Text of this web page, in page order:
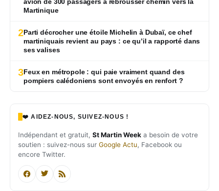
Martinique
2Parti décrocher une étoile Michelin à Dubaï, ce chef
martiniquais revient au pays : ce qu’il a rapporté dans
ses valises
3Feux en métropole : qui paie vraiment quand des
pompiers calédoniens sont envoyés en renfort ?
❤️ AIDEZ-NOUS, SUIVEZ-NOUS !
Indépendant et gratuit, St Martin Week a besoin de votre
soutien : suivez-nous sur Google Actu, Facebook ou
encore Twitter.